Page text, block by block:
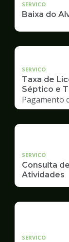
SERVICO
Baixa do
SERVICO
Taxa de
Séptico e
Pagamento
SERVICO
Consulta
Atividades
SERVICO